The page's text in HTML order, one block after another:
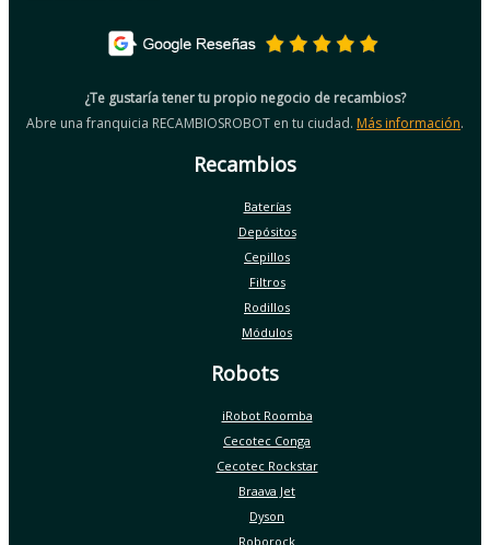
¿Te gustaría tener tu propio negocio de recambios?
Abre una franquicia RECAMBIOSROBOT en tu ciudad. Más información.
Recambios
Baterías
Depósitos
Cepillos
Filtros
Rodillos
Módulos
Robots
iRobot Roomba
Cecotec Conga
Cecotec Rockstar
Braava Jet
Dyson
Roborock